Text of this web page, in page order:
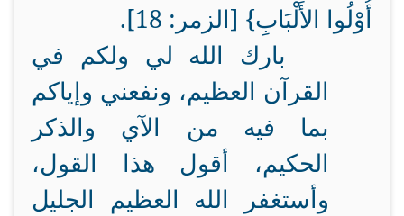
أُوْلُوا الأَلْبَابِ} [الزمر: 18].
بارك الله لي ولكم في
القرآن العظيم، ونفعني وإياكم
بما فيه من الآي والذكر
الحكيم، أقول هذا القول،
وأستغفر الله العظيم الجليل